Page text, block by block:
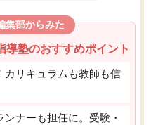
集部からみた
導塾のおすすめポイント
カリキュラムも教師も信
ナーも担任に。受験・